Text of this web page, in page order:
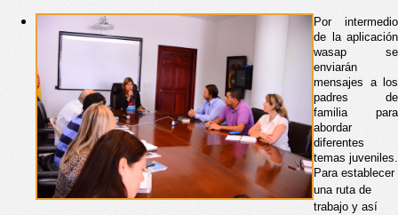
Por  intermedio
de la aplicación
wasap se
enviarán
mensajes a los
padres
de
familia para
abordar
diferentes
temas juveniles.
Para establecer
una ruta de
trabajo y así